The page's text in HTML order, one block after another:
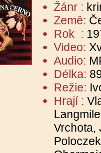
Žánr :
Země:
Rok :
Video:
Audio:
Délka:
Režie:
Hrají :
Vrchota,